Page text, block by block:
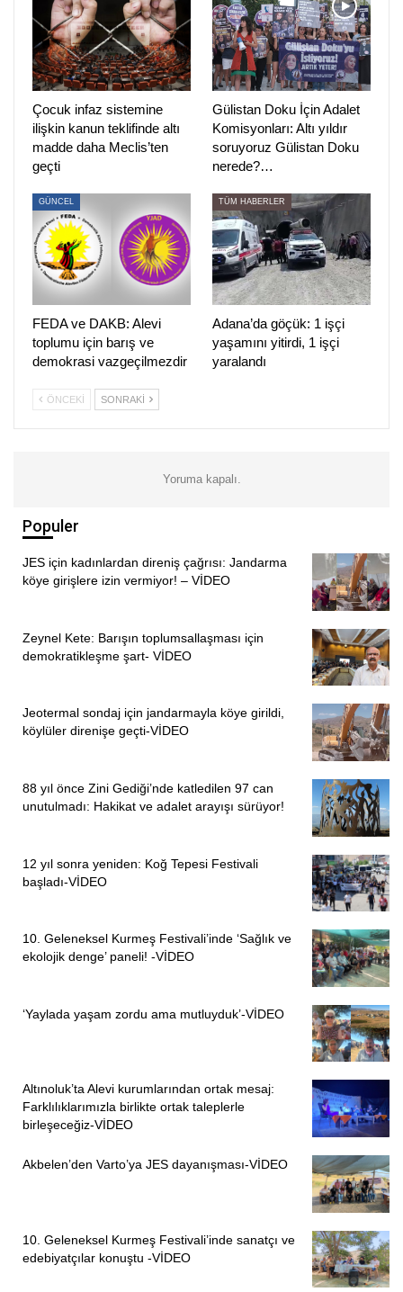
“ŞÜKRÜ O İŞİ HALLETTİ” İDDİASI
Umut Altaş, açıklamalarında cesedin ortadan
kaldırılmasıyla ilgili de ciddi iddialar ortaya attı. Altaş,
Türkay Sonel’in olaydan sonra kendisine “Şükrü o işi
halletti” dediğini öne sürerek, burada adı geçen kişinin eski
Tunceli Valisi Tuncay Sonel’in koruması olduğunu iddia
etti.
Altaş, olayın ardından viyadük çevresinde araçla
dolaştıklarını belirterek, Türkay Sonel’in sürekli bölgeyi
kontrol ettiğini savundu. Gülistan Doku’nun Tunceli
Üniversitesi civarında, köprü ve dere yatağının bulunduğu
bölgede öldürülmüş olabileceğini ileri sürdü.
“ISSIZ ALANLAR ARAŞTIRILSIN”
Doku’nun cansız bedeninin bulunabileceği yerlere ilişkin
de konuşan Altaş, özellikle Aktuluk Mahallesi çevresi ile
araştırılmalı” ifadelerini kullandı.
ŞİDDET VE TEHDİT İDDİALARI
Türkay Sonel hakkında başka iddialarda da bulunan Altaş,
yönelik şiddet uyguladığını ve polislerle yaşadığı bir
tartışmada silah gösterdiğini öne sürdü.
Öte yandan Altaş, artık kaçmayacağını ve bildiği tüm
detayları yargı makamlarıyla paylaşacağını söyledi.
Çocuk infaz sistemine
ilişkin kanun teklifinde altı
madde daha Meclis’ten
geçti
Gülistan Doku İçin Adalet
Komisyonları: Altı yıldır
soruyoruz Gülistan Doku
nerede?…
GÜNCEL
FEDA ve DAKB: Alevi
toplumu için barış ve
demokrasi vazgeçilmezdir
TÜM HABERLER
Adana’da göçük: 1 işçi
yaşamını yitirdi, 1 işçi
yaralandı
ÖNCEKI SONRAKI
Yoruma kapalı.
Populer
JES için kadınlardan direniş çağrısı: Jandarma
köye girişlere izin vermiyor! – VİDEO
Zeynel Kete: Barışın toplumsallaşması için
demokratikleşme şart- VİDEO
Jeotermal sondaj için jandarmayla köye girildi,
köylüler direnişe geçti-VİDEO
88 yıl önce Zini Gediği’nde katledilen 97 can
unutulmadı: Hakikat ve adalet arayışı sürüyor!
12 yıl sonra yeniden: Koğ Tepesi Festivali
başladı-VİDEO
10. Geleneksel Kurmeş Festivali’inde ‘Sağlık ve
ekolojik denge’ paneli! -VİDEO
‘Yaylada yaşam zordu ama mutluyduk’-VİDEO
Altınoluk’ta Alevi kurumlarından ortak mesaj:
Farklılıklarımızla birlikte ortak taleplerle
birleşeceğiz-VİDEO
Akbelen’den Varto’ya JES dayanışması-VİDEO
10. Geleneksel Kurmeş Festivali’inde sanatçı ve
edebiyatçılar konuştu -VİDEO